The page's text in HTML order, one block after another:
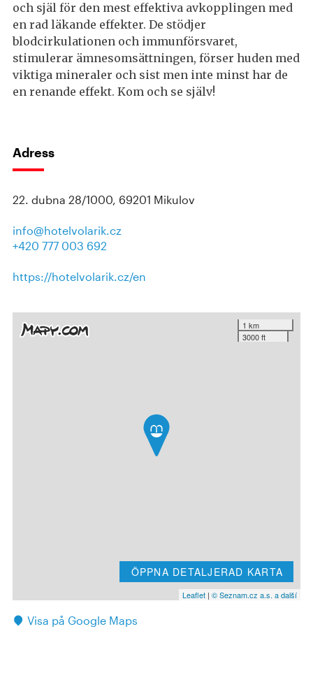
och själ för den mest effektiva avkopplingen med
en rad läkande effekter. De stödjer
blodcirkulationen och immunförsvaret,
stimulerar ämnesomsättningen, förser huden med
viktiga mineraler och sist men inte minst har de
en renande effekt. Kom och se själv!
Adress
22. dubna 28/1000, 69201 Mikulov
info@hotelvolarik.cz
+420 777 003 692
https://hotelvolarik.cz/en
1 km
3000 ft
ÖPPNA DETALJERAD KARTA
Leaflet | © Seznam.cz a.s. a další
Visa på Google Maps